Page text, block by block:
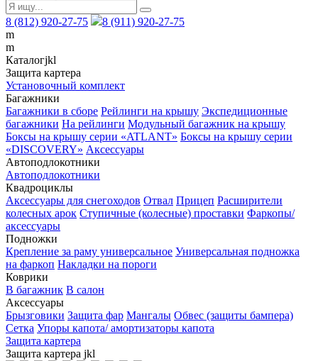
8 (812) 920-27-75
8 (911) 920-27-75
m
m
Каталогjkl
Защита картера
Установочный комплект
Багажники
Багажники в сборе Рейлинги на крышу Экспедиционные
багажники На рейлинги Модульный багажник на крышу
Боксы на крышу серии «ATLANT» Боксы на крышу серии
«DISCOVERY» Аксессуары
Автоподлокотники
Автоподлокотники
Квадроциклы
Аксессуары для снегоходов Отвал Прицеп Расширители
колесных арок Ступичные (колесные) проставки Фаркопы/
аксессуары
Подножки
Крепление за раму универсальное Универсальная подножка
на фаркоп Накладки на пороги
Коврики
В багажник В салон
Аксессуары
Брызговики Защита фар Мангалы Обвес (защиты бампера)
Сетка Упоры капота/ амортизаторы капота
Защита картера
Защита картера jkl